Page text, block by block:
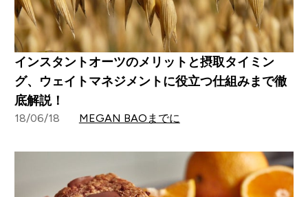
インスタントオーツのメリットと摂取タイミン
グ、ウェイトマネジメントに役立つ仕組みまで徹
底解説！
18/06/18 MEGAN BAOまでに